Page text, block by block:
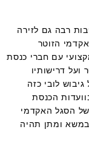
רבה גם לזירה
הזוטר
עם חברי כנסת
דרישותיו
לובי כזה
הכנסת
של הסגל האקדמי
במשא ומתן תהיה